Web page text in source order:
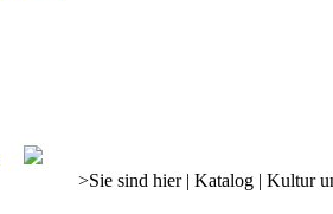
>Sie sind hier| Katalog | Kultur